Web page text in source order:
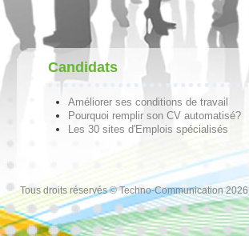
Candidats
Améliorer ses conditions de travail
Pourquoi remplir son CV automatisé?
Les 30 sites d'Emplois spécialisés
Tous droits réservés © Techno-Communication 2026